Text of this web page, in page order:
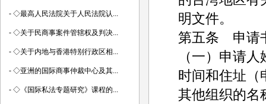
明文件。
第五条 申请
（一）申请
时间和住址（
其他组织的名
- ◇最高人民法院关于人民法院认...
- ◇关于民商事案件管辖权及判决...
- ◇关于内地与香港特别行政区相...
- ◇亚洲的国际商事仲裁中心及其...
- ◇《国际私法专题研究》课程的...